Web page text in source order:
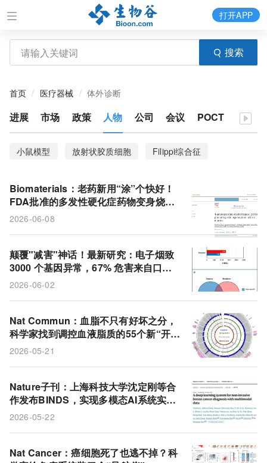
搜索
打开APP
首页 医疗器械 体外诊断
进展 市场 政策 人物 公司 会议 POCT
小鼠模型 放射状胶质细胞
Filippi综合征
转化潜力
基因编辑 基因疗法
遗传病
轴突
甲基化位点
疾病风险
尼古丁 样本量
传统香烟
创面
基因组位点
脂质 F-肌动蛋白
表观基因组
双相情感障碍
1型常规树突状细胞
肿瘤抗原
全基因组关联分析
FDFT1基因 凝胶制剂
Biomaterials：老药新用“涂”个快好！
FDA批准的多发性硬化症药物变身烧伤
凝胶，21天促近痊愈
2026-06-08
颠覆"减害"神话！最新研究：电子烟致
3000 个基因异常，67% 危害来自口味
和设备
2026-06-02
Nat Commun：血脂不只有好坏之分，
科学家找到调控血液脂质的55个新“开
关”！
2026-05-21
Nature子刊：上海科技大学沈定刚等合
作发布BINDS，实现多模态AI系统实现
乳腺癌无创精准诊断
2026-05-22
Nat Cancer：癌细胞死了也逃不掉？科